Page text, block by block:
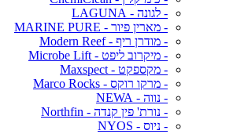
- לגונה - LAGUNA
- מארין פיור - MARINE PURE
- מודרן ריף - Modern Reef
- מיקרוב ליפט - Microbe Lift
- מקספקט - Maxspect
- מרקו רוקס - Marco Rocks
- נווה - NEWA
- נורת' פין קנדה - Northfin
- ניוס - NYOS